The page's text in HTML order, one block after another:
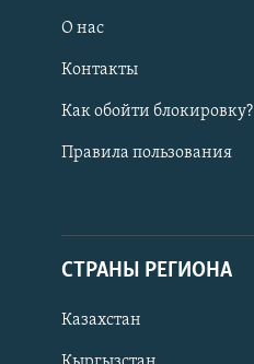
О нас
Контакты
Как обойти блокировку?
Правила пользования
СТРАНЫ РЕГИОНА
Казахстан